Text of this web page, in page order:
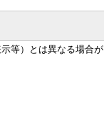
等）とは異なる場合が